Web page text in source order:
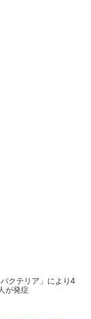
クテリア」により4
が発症